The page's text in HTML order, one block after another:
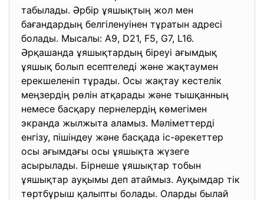
табылады. Әрбір ұяшықтың жол мен
бағандардың белгіленуінен тұратын адресі
болады. Мысалы: А9, D21, F5, G7, L16.
Әрқашанда ұяшықтардың біреуі ағымдық
ұяшық болып есептеледі және жақтаумен
ерекшеленіп тұрады. Осы жақтау кестелік
меңзердің рөлін атқарады және тышқанның
немесе басқару пернелердің көмегімен
экранда жылжыта аламыз. Мәліметтерді
енгізу, пішіндеу және басқада іс-әрекеттер
осы ағымдағы осы ұяшықта жүзеге
асырылады. Бірнеше ұяшықтар тобын
ұяшықтар ауқымы деп атаймыз. Ауқымдар тік
төртбұрыш қалыпты болады. Оларды былай